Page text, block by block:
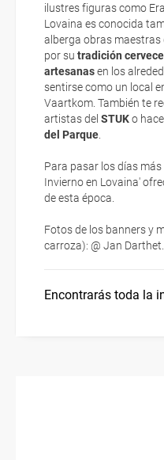
ilustres figuras como
Lovaina es conocida
alberga obras maestras
por su tradición
artesanasen los
sentirse como un local
Vaartkom. También te
artistas del STUKo
del Parque
Para pasar los días
Invierno en Lovaina'
de esta época.
Fotos de los banners y
carroza): @ Jan Darthet.
Encontrarás toda la
Tradición cervecera
Cicloturismo
Embajadas y
¿Cómo llegar?
¿Dónde alojarse?
Respecto a las tarjetas
electrónicos por lo que
realizando el check-in por
Eso sí, deberás estar
exigen la presentación de
no te carguen un
En caso de tener que
imprimir y llevar contigo en
Esta documentación te